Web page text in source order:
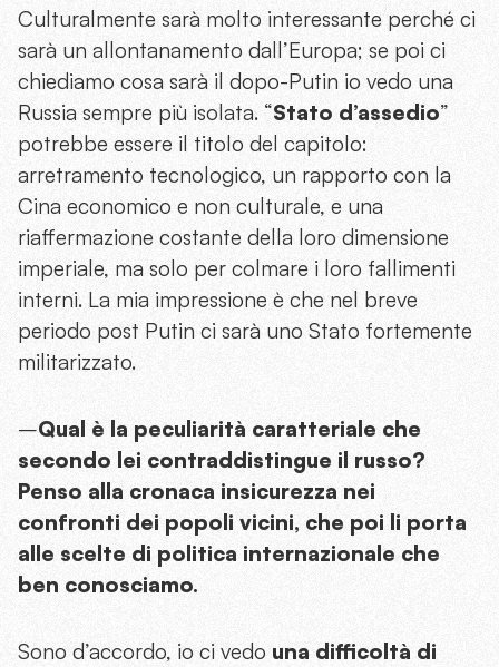
Culturalmente sarà molto interessante perché ci
sarà un allontanamento dall’Europa; se poi ci
chiediamo cosa sarà il dopo-Putin io vedo una
Russia sempre più isolata. “Stato d’assedio”
potrebbe essere il titolo del capitolo:
arretramento tecnologico, un rapporto con la
Cina economico e non culturale, e una
riaffermazione costante della loro dimensione
imperiale, ma solo per colmare i loro fallimenti
interni. La mia impressione è che nel breve
periodo post Putin ci sarà uno Stato fortemente
militarizzato.
–Qual è la peculiarità caratteriale che
secondo lei contraddistingue il russo?
Penso alla cronaca insicurezza nei
confronti dei popoli vicini, che poi li porta
alle scelte di politica internazionale che
ben conosciamo.
Sono d’accordo, io ci vedo una difficoltà di